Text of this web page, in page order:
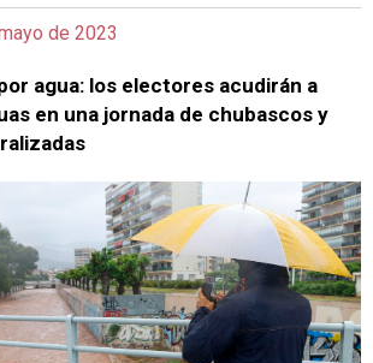
de 2023
agua: los electores acudirán a
en una jornada de chubascos y